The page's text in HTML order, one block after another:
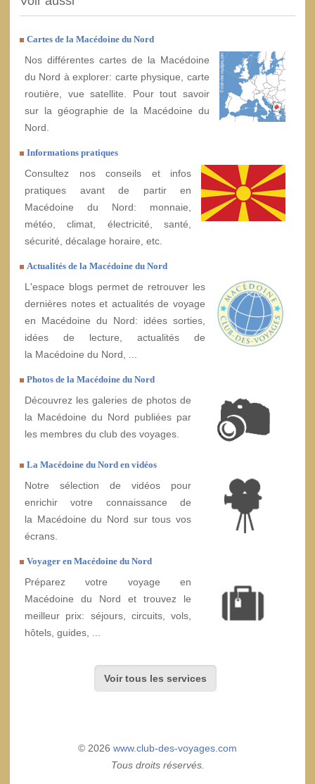
Cartes de la Macédoine du Nord
Nos différentes cartes de la Macédoine
du Nord à explorer: carte physique, carte
routière, vue satellite. Pour tout savoir
sur la géographie de la Macédoine du
Nord.
Informations pratiques
Consultez nos conseils et infos
pratiques avant de partir en
Macédoine du Nord: monnaie,
météo, climat, électricité, santé,
sécurité, décalage horaire, etc.
Actualités de la Macédoine du Nord
L'espace blogs permet de retrouver les
dernières notes et actualités de voyage
en Macédoine du Nord: idées sorties,
idées de lecture, actualités de
la Macédoine du Nord, ...
Photos de la Macédoine du Nord
Découvrez les galeries de photos de
la Macédoine du Nord publiées par
les membres du club des voyages.
La Macédoine du Nord en vidéos
Notre sélection de vidéos pour
enrichir votre connaissance de
la Macédoine du Nord sur tous vos
écrans.
Voyager en Macédoine du Nord
Préparez votre voyage en
Macédoine du Nord et trouvez le
meilleur prix: séjours, circuits, vols,
hôtels, guides, ...
Voir tous les services
© 2026 www.club-des-voyages.com
Tous droits réservés.